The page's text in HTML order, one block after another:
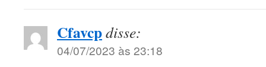
Cfavcpdisse:
04/07/2023 às 23:18